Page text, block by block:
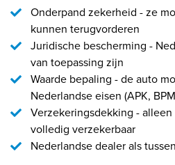
Onderpand zekerheid - ze
kunnen terugvorderen
Juridische bescherming -
van toepassing zijn
Waarde bepaling - de auto
Nederlandse eisen (APK,
Verzekeringsdekking -
volledig verzekerbaar
Nederlandse dealer als